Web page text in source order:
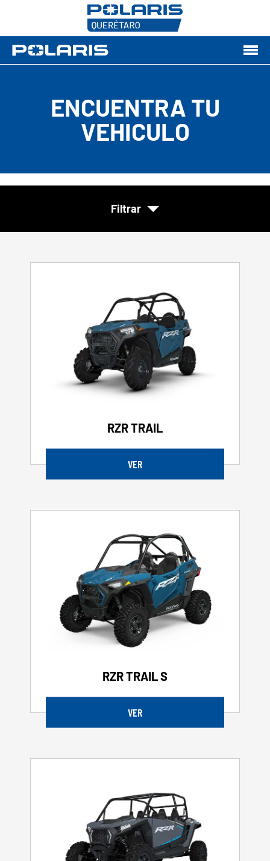
ENCUENTRA TU
VEHICULO
Filtrar
RZR TRAIL
VER
RZR TRAIL S
VER